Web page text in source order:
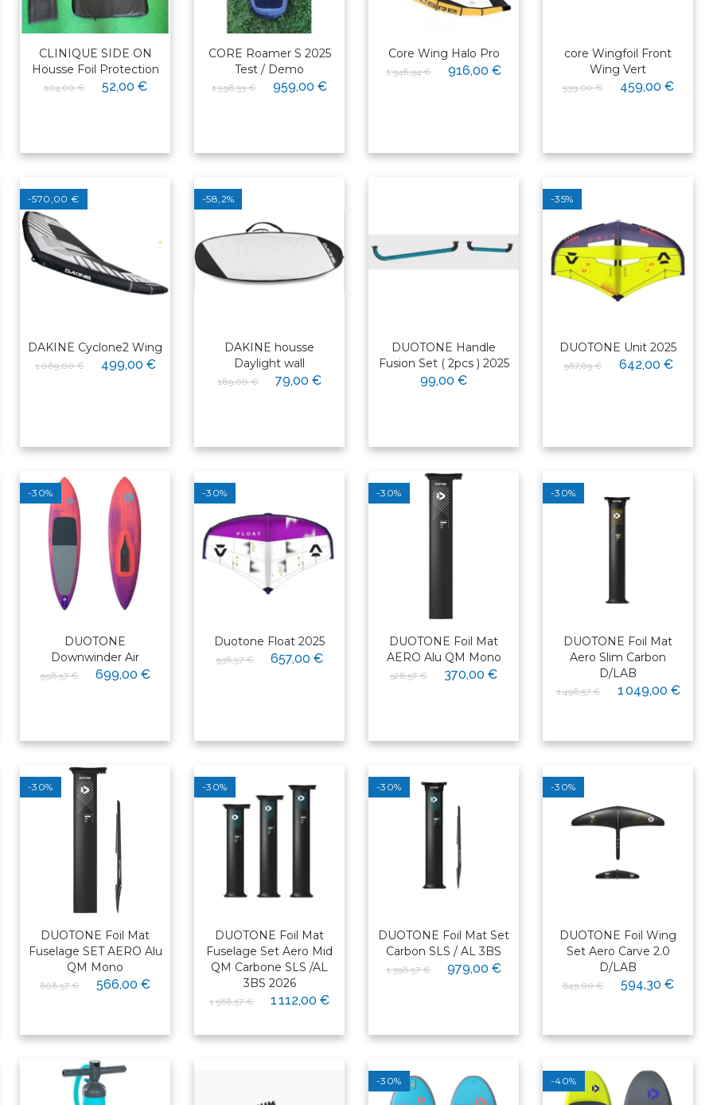
CLINIQUE SIDE ON
Housse Foil Protection
104,00 € 52,00 €
CORE Roamer S 2025
Test / Demo
1 598,33 € 959,00 €
Core Wing Halo Pro
1 948,94 € 916,00 €
core Wingfoil Front
Wing Vert
539,00 € 459,00 €
-570,00 €
DAKINE Cyclone2 Wing
1 069,00 € 499,00 €
-58,2%
DAKINE housse
Daylight wall
189,00 € 79,00 €
DUOTONE Handle
Fusion Set ( 2pcs ) 2025
99,00 €
-35%
DUOTONE Unit 2025
987,69 € 642,00 €
-30%
DUOTONE
Downwinder Air
998,57 € 699,00 €
-30%
Duotone Float 2025
938,57 € 657,00 €
-30%
DUOTONE Foil Mat
AERO Alu QM Mono
528,57 € 370,00 €
-30%
DUOTONE Foil Mat
Aero Slim Carbon
D/LAB
1 498,57 € 1 049,00 €
-30%
DUOTONE Foil Mat
Fuselage SET AERO Alu
QM Mono
808,57 € 566,00 €
-30%
DUOTONE Foil Mat
Fuselage Set Aero Mid
QM Carbone SLS /AL
3BS 2026
1 588,57 € 1 112,00 €
-30%
DUOTONE Foil Mat Set
Carbon SLS / AL 3BS
1 398,57 € 979,00 €
-30%
DUOTONE Foil Wing
Set Aero Carve 2.0
D/LAB
849,00 € 594,30 €
-30% -40%